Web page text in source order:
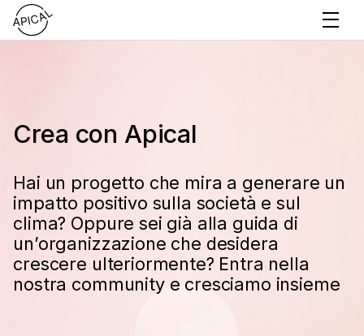
Crea con Apical
Hai un progetto che mira a generare un
impatto positivo sulla società e sul
clima? Oppure sei già alla guida di
un’organizzazione che desidera
crescere ulteriormente? Entra nella
nostra community e cresciamo insieme